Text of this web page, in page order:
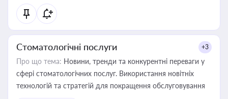
Стоматологічні послуги +3
Про що тема: Новини, тренди та конкурентні переваги у
сфері стоматологічних послуг. Використання новітніх
технологій та стратегій для покращення обслуговування